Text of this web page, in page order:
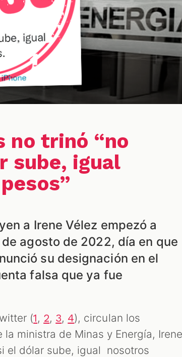
no trinó “no
sube, igual
a Irene Vélez empezó a
agosto de 2022, día en que
su designación en el
falsa que ya fue
(1, 2, 3, 4), circulan los
ministra de Minas y Energía,
el dólar sube, igual nosotros